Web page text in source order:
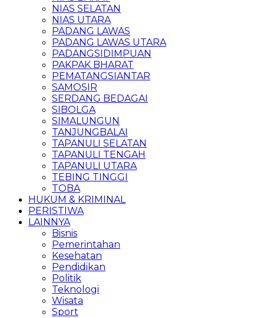
NIAS SELATAN
NIAS UTARA
PADANG LAWAS
PADANG LAWAS UTARA
PADANGSIDIMPUAN
PAKPAK BHARAT
PEMATANGSIANTAR
SAMOSIR
SERDANG BEDAGAI
SIBOLGA
SIMALUNGUN
TANJUNGBALAI
TAPANULI SELATAN
TAPANULI TENGAH
TAPANULI UTARA
TEBING TINGGI
TOBA
HUKUM & KRIMINAL
PERISTIWA
LAINNYA
Bisnis
Pemerintahan
Kesehatan
Pendidikan
Politik
Teknologi
Wisata
Sport